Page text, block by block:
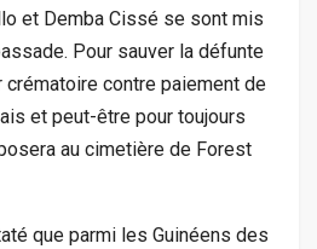
et Demba Cissé se sont mis
Pour sauver la défunte
contre paiement de
et peut-être pour toujours
au cimetière de Forest
que parmi les Guinéens des